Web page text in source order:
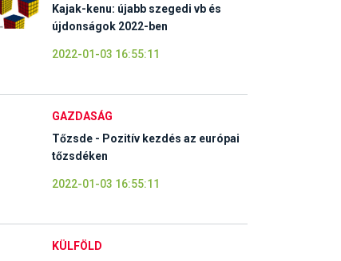
Kajak-kenu: újabb szegedi vb és
újdonságok 2022-ben
2022-01-03 16:55:11
GAZDASÁG
Tőzsde - Pozitív kezdés az európai
tőzsdéken
2022-01-03 16:55:11
KÜLFÖLD